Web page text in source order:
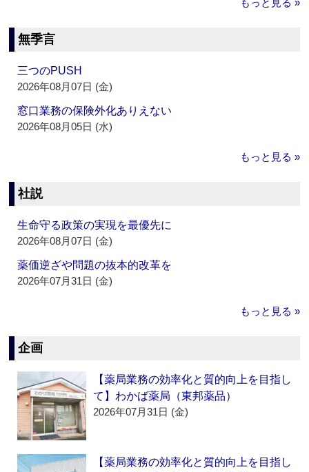
もっと見る »
無季言
三つのPUSH
2026年08月07日 (金)
窓口業務の保険外化ありえない
2026年08月05日 (水)
もっと見る »
社説
生命守る政策の実現を最優先に
2026年08月07日 (金)
薬価逆ざや問題の抜本的改革を
2026年07月31日 (金)
もっと見る »
企画
【薬局業務の効率化と質的向上を目指し
て】わかば薬局（東邦薬品）
2026年07月31日 (金)
【薬局業務の効率化と質的向上を目指し